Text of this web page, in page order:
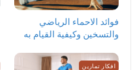
‏فوائد الاحماء الرياضي
والتسخين وكيفية القيام به
افكار تمارين